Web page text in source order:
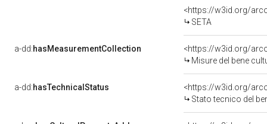
<https://w3id.org/
SETA
a-dd:hasMeasurementCollection
<https://w3id.org/
Misure del bene
a-dd:hasTechnicalStatus
<https://w3id.org/
Stato tecnico del